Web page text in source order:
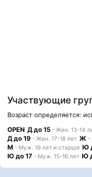
Участвующие
Возраст определяется:
OPEN Д до 15 - Жен. 13-14
Д до 19 - Жен. 17-18 лет Ж -
М - Муж. 19 лет и старше Ю
Ю до 17 - Муж. 15-16 лет Ю